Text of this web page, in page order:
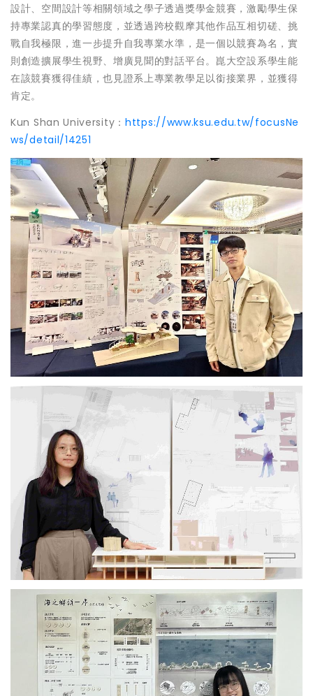
設計、空間設計等相關領域之學子透過獎學金競賽，激勵學生保
持專業認真的學習態度，並透過跨校觀摩其他作品互相切磋、挑
戰自我極限，進一步提升自我專業水準，是一個以競賽為名，實
則創造擴展學生視野、增廣見聞的對話平台。崑大空設系學生能
在該競賽獲得佳績，也見證系上專業教學足以銜接業界，並獲得
肯定。
Kun Shan University： https://www.ksu.edu.tw/focusNe
ws/detail/14251